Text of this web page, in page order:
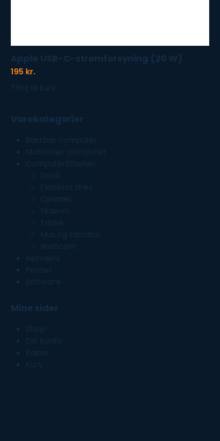
Apple USB-C-strømforsyning (20 W)
195 kr.
Tilføj til kurv
Varekategorier
Bærbar computer
Stationær computer
Computertilbehør
Dock
Eksternt drev
Oplader
Skærm
Taske
Mus og tastatur
Webcam
Netværk
Printer
Software
Mine sider
Shop
Din konto
Kasse
Kurv